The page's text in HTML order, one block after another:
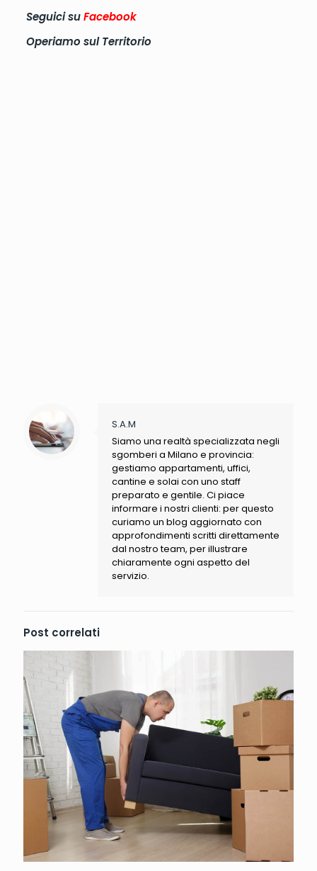
Seguici suFacebook
Operiamo sul Territorio
S.A.M
Siamo una realtà specializzata negli
sgomberi a Milano e provincia:
gestiamo appartamenti, uffici,
cantine e solai con uno staff
preparato e gentile. Ci piace
informare i nostri clienti: per questo
curiamo un blog aggiornato con
approfondimenti scritti direttamente
dal nostro team, per illustrare
chiaramente ogni aspetto del
servizio.
Post correlati